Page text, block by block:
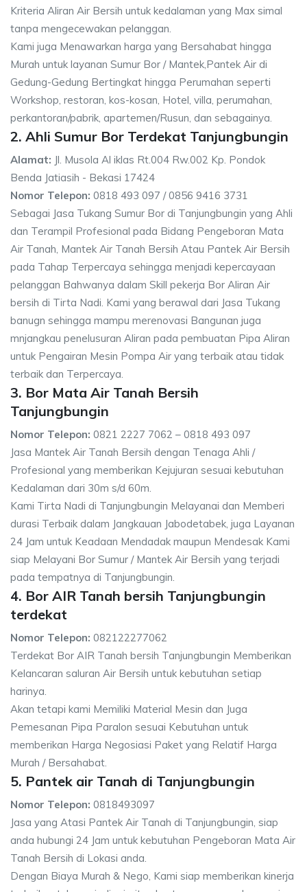
Kriteria Aliran Air Bersih untuk kedalaman yang Max simal
tanpa mengecewakan pelanggan.
Kami juga Menawarkan harga yang Bersahabat hingga
Murah untuk layanan Sumur Bor / Mantek,Pantek Air di
Gedung-Gedung Bertingkat hingga Perumahan seperti
Workshop, restoran, kos-kosan, Hotel, villa, perumahan,
perkantoran/pabrik, apartemen/Rusun, dan sebagainya.
2. Ahli Sumur Bor Terdekat Tanjungbungin
Alamat: Jl. Musola Al iklas Rt.004 Rw.002 Kp. Pondok
Benda Jatiasih - Bekasi 17424
Nomor Telepon: 0818 493 097 / 0856 9416 3731
Sebagai Jasa Tukang Sumur Bor di Tanjungbungin yang Ahli
dan Terampil Profesional pada Bidang Pengeboran Mata
Air Tanah, Mantek Air Tanah Bersih Atau Pantek Air Bersih
pada Tahap Terpercaya sehingga menjadi kepercayaan
pelanggan Bahwanya dalam Skill pekerja Bor Aliran Air
bersih di Tirta Nadi. Kami yang berawal dari Jasa Tukang
banugn sehingga mampu merenovasi Bangunan juga
mnjangkau penelusuran Aliran pada pembuatan Pipa Aliran
untuk Pengairan Mesin Pompa Air yang terbaik atau tidak
terbaik dan Terpercaya.
3. Bor Mata Air Tanah Bersih
Tanjungbungin
Nomor Telepon: 0821 2227 7062 – 0818 493 097
Jasa Mantek Air Tanah Bersih dengan Tenaga Ahli /
Profesional yang memberikan Kejujuran sesuai kebutuhan
Kedalaman dari 30m s/d 60m.
Kami Tirta Nadi di Tanjungbungin Melayanai dan Memberi
durasi Terbaik dalam Jangkauan Jabodetabek, juga Layanan
24 Jam untuk Keadaan Mendadak maupun Mendesak Kami
siap Melayani Bor Sumur / Mantek Air Bersih yang terjadi
pada tempatnya di Tanjungbungin.
4. Bor AIR Tanah bersih Tanjungbungin
terdekat
Nomor Telepon: 082122277062
Terdekat Bor AIR Tanah bersih Tanjungbungin Memberikan
Kelancaran saluran Air Bersih untuk kebutuhan setiap
harinya.
Akan tetapi kami Memiliki Material Mesin dan Juga
Pemesanan Pipa Paralon sesuai Kebutuhan untuk
memberikan Harga Negosiasi Paket yang Relatif Harga
Murah / Bersahabat.
5. Pantek air Tanah di Tanjungbungin
Nomor Telepon: 0818493097
Jasa yang Atasi Pantek Air Tanah di Tanjungbungin, siap
anda hubungi 24 Jam untuk kebutuhan Pengeboran Mata Air
Tanah Bersih di Lokasi anda.
Dengan Biaya Murah & Nego, Kami siap memberikan kinerja